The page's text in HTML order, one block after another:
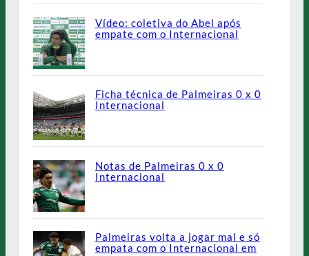
Vídeo: coletiva do Abel após
empate com o Internacional
Ficha técnica de Palmeiras 0 x 0
Internacional
Notas de Palmeiras 0 x 0
Internacional
Palmeiras volta a jogar mal e só
empata com o Internacional em